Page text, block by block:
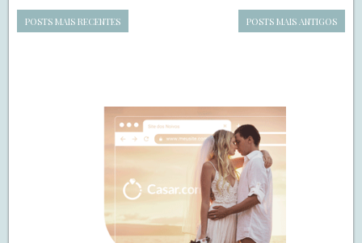
POSTS MAIS RECENTES POSTS MAIS ANTIGOS
SIDEBAR